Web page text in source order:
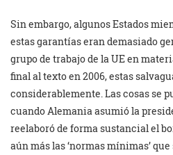
Sin embargo, algunos Estados
estas garantías eran demasiado
grupo de trabajo de la UE en
final al texto en 2006, estas
considerablemente. Las cosas se
cuando Alemania asumió la
reelaboró de forma sustancial el
aún más las ‘normas mínimas’